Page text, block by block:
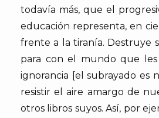
todavía más, que el
educación representa, en
frente a la tiranía. Destruye
para con el mundo que
ignorancia [el subrayado es
resistir el aire amargo de
otros libros suyos. Así, por